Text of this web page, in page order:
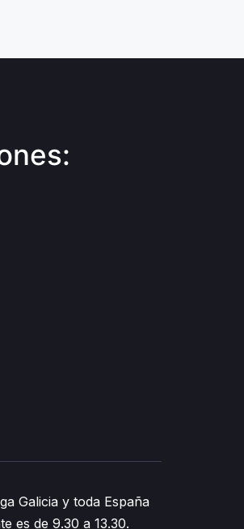
Galicia y toda España
es de 9.30 a 13.30.